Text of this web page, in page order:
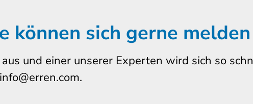
können sich gerne melden
und einer unserer Experten wird sich so